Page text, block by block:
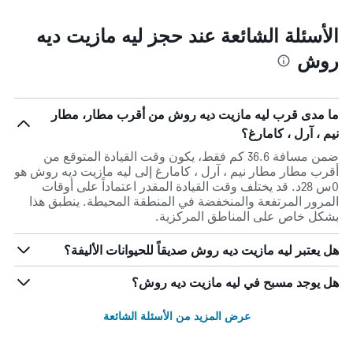
الأسئلة الشائعة عند حجز ليه مازيت ديه
روش
ما مدى قرب ليه مازيت ديه روش من أقرب مطار، مطار
نيم ، آرل ، كامارغ؟
ضمن مسافة 36.6 كم فقط، يكون وقت القيادة المتوقع من
أقرب مطار مطار نيم ، آرل ، كامارغ إلى ليه مازيت ديه روش هو
0س 28د. قد يختلف وقت القيادة المقدر اعتماداً على أوقات
المرور المرتفعة والمنخفضة في المنطقة المحيطة. ينطبق هذا
بشكل خاص على المناطق المركزية.
هل يعتبر ليه مازيت ديه روش صديقاً للحيوانات الأليفة؟
هل يوجد مسبح في ليه مازيت ديه روش؟
عرض المزيد من الأسئلة الشائعة